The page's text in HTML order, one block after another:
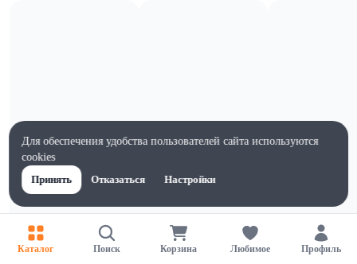
Характеристики
Каталог Поиск Корзина Любимое Профиль
Для обеспечения удобства пользователей сайта используются
cookies
Принять
Отказаться Настройки